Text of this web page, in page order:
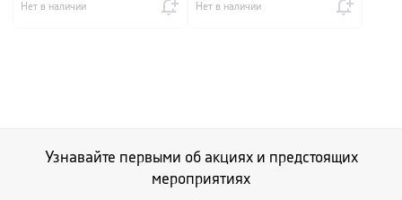
Нет в наличии Нет в наличии
Узнавайте первыми об акциях и предстоящих
мероприятиях